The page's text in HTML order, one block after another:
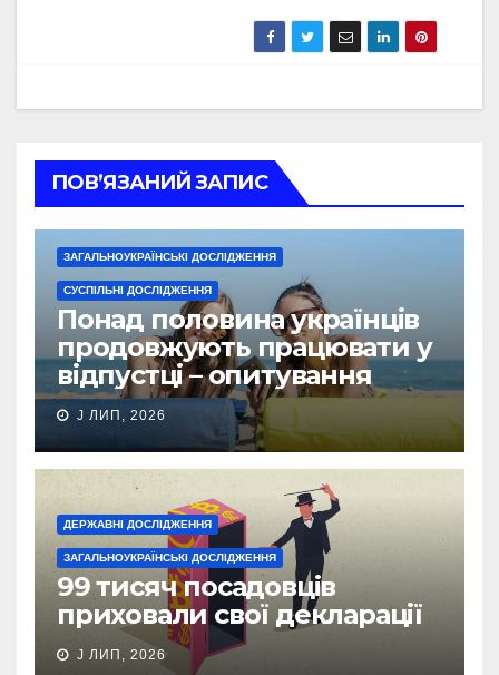
ПОВ’ЯЗАНИЙ ЗАПИС
ЗАГАЛЬНОУКРАЇНСЬКІ ДОСЛІДЖЕННЯ
СУСПІЛЬНІ ДОСЛІДЖЕННЯ
Понад половина українців
продовжують працювати у
відпустці – опитування
J ЛИП, 2026
ДЕРЖАВНІ ДОСЛІДЖЕННЯ
ЗАГАЛЬНОУКРАЇНСЬКІ ДОСЛІДЖЕННЯ
99 тисяч посадовців
приховали свої декларації
J ЛИП, 2026